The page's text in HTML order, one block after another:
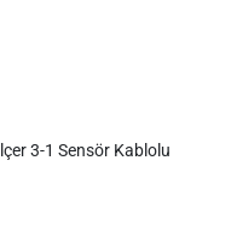
3-1 Sensör Kablolu